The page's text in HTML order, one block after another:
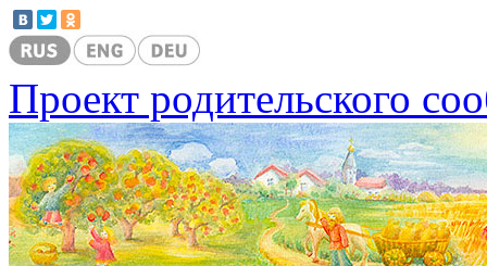
Проект родительского